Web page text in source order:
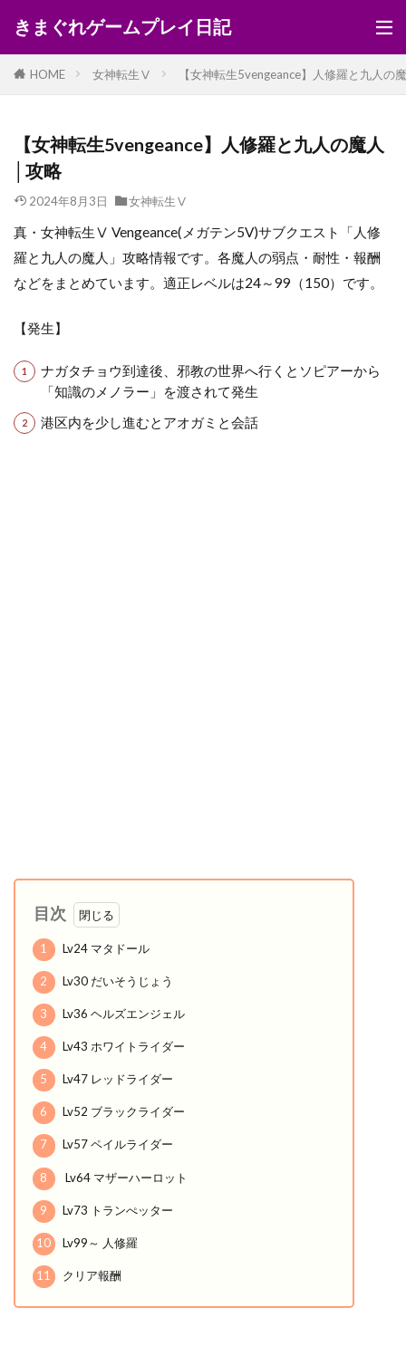
きまぐれゲームプレイ日記
HOME 女神転生Ⅴ 【女神転生5vengeance】人修羅と九人の
【女神転生5vengeance】人修羅と九人の魔人
│攻略
2024年8月3日 女神転生Ⅴ
真・女神転生Ⅴ Vengeance(メガテン5V)サブクエスト「人修
羅と九人の魔人」攻略情報です。各魔人の弱点・耐性・報酬
などをまとめています。適正レベルは24～99（150）です。
【発生】
ナガタチョウ到達後、邪教の世界へ行くとソピアーから
「知識のメノラー」を渡されて発生
港区内を少し進むとアオガミと会話
目次
1 Lv24 マタドール
2 Lv30 だいそうじょう
3 Lv36 ヘルズエンジェル
4 Lv43 ホワイトライダー
5 Lv47 レッドライダー
6 Lv52 ブラックライダー
7 Lv57 ペイルライダー
8 Lv64 マザーハーロット
9 Lv73 トランぺッター
10 Lv99～ 人修羅
11 クリア報酬